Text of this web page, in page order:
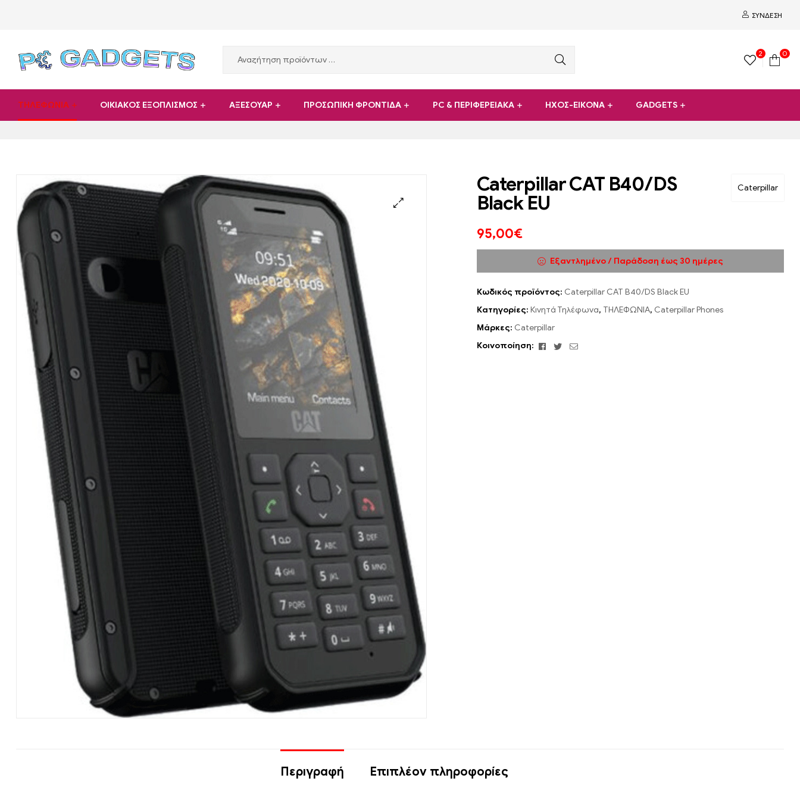
ΣΎΝΔΕΣΗ
PC
Gadgets
Hardware
|
Αναλώσιμα
Hardware
Αναλώσιμα
2 0
ΤΗΛΕΦΩΝΙΑ ΟΙΚΙΑΚΟΣ ΕΞΟΠΛΙΣΜΟΣ ΑΞΕΣΟΥΑΡ ΠΡΟΣΩΠΙΚΗ ΦΡΟΝΤΙΔΑ PC & ΠΕΡΙΦΕΡΕΙΑΚΑ ΗΧΟΣ-ΕΙΚΟΝΑ GADGETS
Caterpillar
Caterpillar CAT B40/DS
Black EU
95,00€
Εξαντλημένο / Παράδοση έως 30 ημέρες
Κωδικός προϊόντος: Caterpillar CAT B40/DS Black EU
Κατηγορίες: Κινητά Τηλέφωνα, ΤΗΛΕΦΩΝΙΑ, Caterpillar Phones
Μάρκες: Caterpillar
Κοινοποίηση:
Facebook
TwitterEmail
Περιγραφή Επιπλέον πληροφορίες